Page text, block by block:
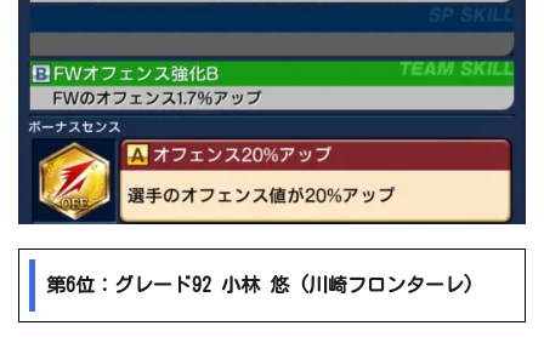
第6位：グレード92 小林 悠 (川崎フロンターレ)